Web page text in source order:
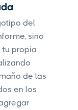
del
sino
propia
de las
en los